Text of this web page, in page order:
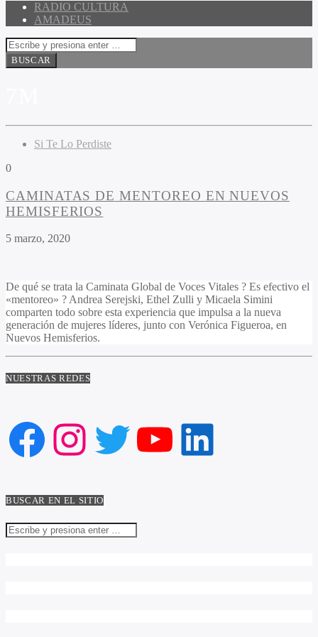
RADIO CULTURA
AMADEUS
Si Te Lo Perdiste
0
CAMINATAS DE MENTOREO EN NUEVOS
HEMISFERIOS
5 marzo, 2020
De qué se trata la Caminata Global de Voces Vitales ? Es efectivo el
«mentoreo» ? Andrea Serejski, Ethel Zulli y Micaela Simini
comparten todo sobre esta experiencia que impulsa a la nueva
generación de mujeres líderes, junto con Verónica Figueroa, en
Nuevos Hemisferios.
NUESTRAS REDES
Facebook
Instagram
Twitter
YouTube
LinkedIn
BUSCAR EN EL SITIO